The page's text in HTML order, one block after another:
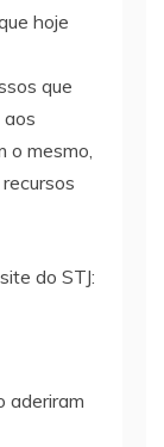
hoje
que
o mesmo,
do STJ:
aderiram